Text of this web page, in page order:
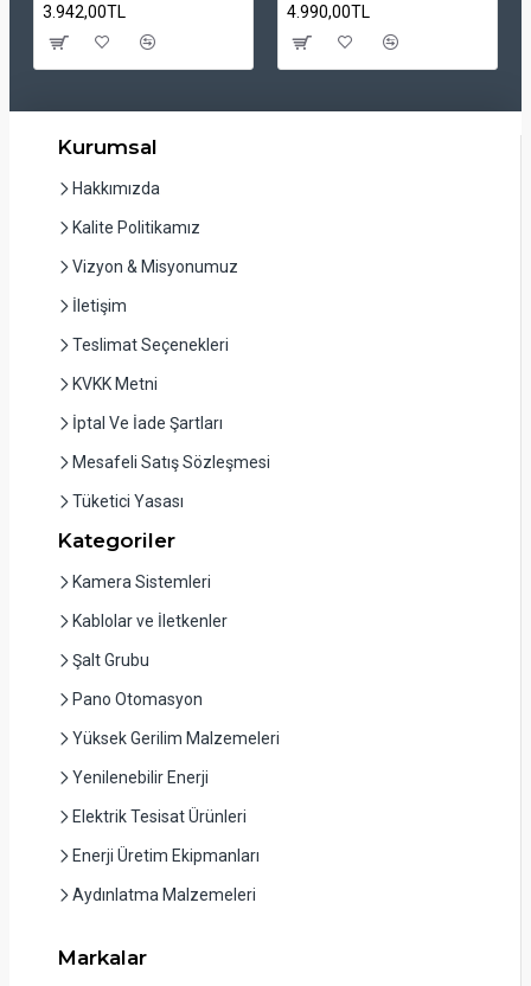
3.942,00TL
4.990,00TL
Kurumsal
Hakkımızda
Kalite Politikamız
Vizyon & Misyonumuz
İletişim
Teslimat Seçenekleri
KVKK Metni
İptal Ve İade Şartları
Mesafeli Satış Sözleşmesi
Tüketici Yasası
Kategoriler
Kamera Sistemleri
Kablolar ve İletkenler
Şalt Grubu
Pano Otomasyon
Yüksek Gerilim Malzemeleri
Yenilenebilir Enerji
Elektrik Tesisat Ürünleri
Enerji Üretim Ekipmanları
Aydınlatma Malzemeleri
Markalar